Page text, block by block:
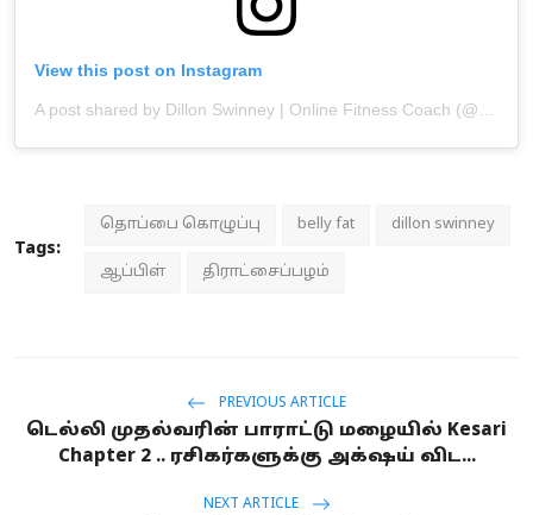
View this post on Instagram
Tags:
தொப்பை கொழுப்பு belly fat dillon swinney
ஆப்பிள் திராட்சைப்பழம்
PREVIOUS ARTICLE
டெல்லி முதல்வரின் பாராட்டு மழையில் Kesari
Chapter 2 .. ரசிகர்களுக்கு அக்‌ஷய் விட...
NEXT ARTICLE